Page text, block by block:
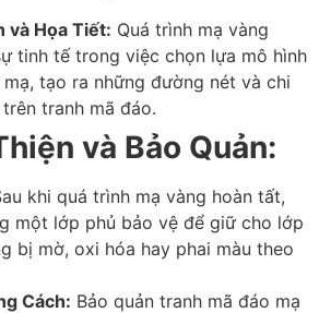
và Họa Tiết: Quá trình mạ vàng
tinh tế trong việc chọn lựa mô hình
tạo ra những đường nét và chi
tranh mã đáo.
và Bảo Quản:
khi quá trình mạ vàng hoàn tất,
một lớp phủ bảo vệ để giữ cho lớp
bị mờ, oxi hóa hay phai màu theo
Cách: Bảo quản tranh mã đáo mạ